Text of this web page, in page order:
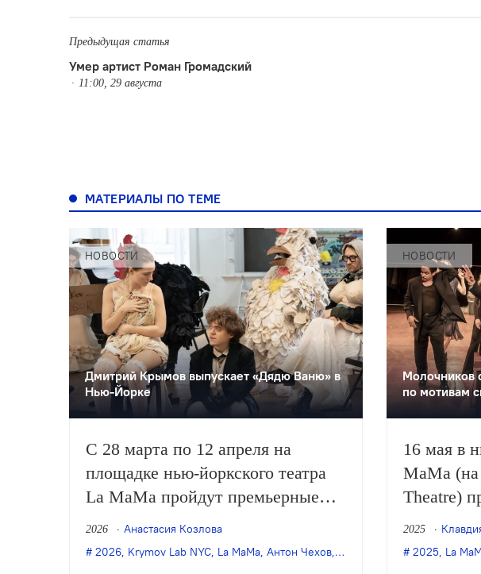
Предыдущая статья
Умер артист Роман Громадский
11:00, 29 августа
МАТЕРИАЛЫ ПО ТЕМЕ
НОВОСТИ
Дмитрий Крымов выпускает «Дядю Ваню» в
Нью-Йорке
С 28 марта по 12 апреля на
площадке нью-йоркского театра
La MaMa пройдут премьерные
показы спектакля Дмитрия
Крымова «Дядя Ваня, сцены из
2026
Анастасия Козлова
2026, Krymov Lab NYC, La MaMa, Антон Чехов, Дмитрий Крымов,дядя
НОВОСТИ
Молочников
по мотивам
16 мая в
MaMa
Theatre)
2025
2025, La